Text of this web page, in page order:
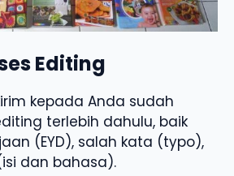
Editing
kepada Anda sudah
terlebih dahulu, baik
(EYD), salah kata (typo),
dan bahasa).